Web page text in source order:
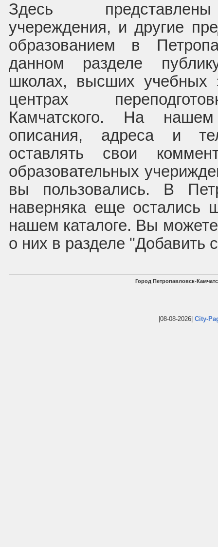
Здесь
учереждения, и другие
образованием в
данном разделе
школах, высших учебных
центрах
Камчатского. На
описания, адреса и
оставлять свои
образовательных
вы пользовались. В
наверняка еще остались
нашем каталоге. Вы
о них в разделе "Добавить
Город Петропавловск-
|08-08-2026| City-